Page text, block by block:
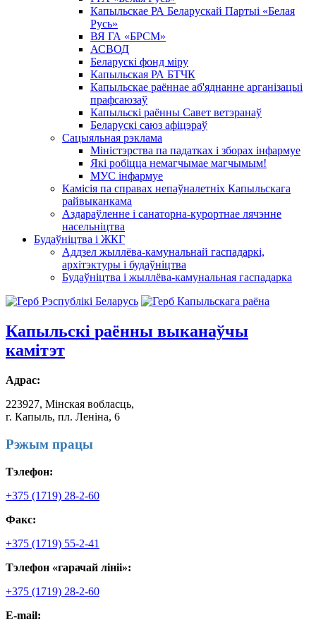
Капыльскае РА Беларускай Партыі «Белая
Русь»
ВЯ ГА «БРСМ»
АСВОД
Беларускі фонд міру
Капыльская РА БТЧК
Капыльскае раённае аб'яднанне арганізацыі
прафсаюзаў
Капыльскі раённы Савет ветэранаў
Беларускі саюз афіцэраў
Сацыяльная рэклама
Міністэрства па падатках і зборах інфармуе
Які робіцца немагчымае магчымым!
МУС інфармуе
Камісія па справах непаўналетніх Капыльскага
райвыканкама
Аздараўленне і санаторна-курортнае лячэнне
насельніцтва
Будаўніцтва і ЖКГ
Аддзел жыллёва-камунальнай гаспадаркі,
архітэктуры і будаўніцтва
Будаўніцтва і жыллёва-камунальная гаспадарка
Капыльскі раённы выканаўчы
камітэт
Адрас:
223927, Мінская вобласць,
г. Капыль, пл. Леніна, 6
Рэжым працы
Тэлефон:
+375 (1719) 28-2-60
Факс:
+375 (1719) 55-2-41
Тэлефон «гарачай лініі»:
+375 (1719) 28-2-60
E-mail: